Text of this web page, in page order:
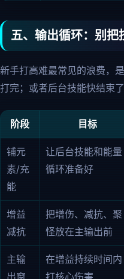
五、输出循环：别把
新手打高难最常见的浪费，
打完；或者后台技能快结束
阶段 目标
铺元
素/充
能
让后台技能和能量
循环准备好
增益
减抗
把增伤、减抗、聚
怪放在主输出前
主输
出窗
在增益持续时间内
打核心伤害